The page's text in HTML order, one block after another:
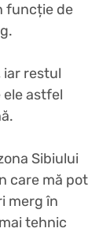
funcție de
iar restul
astfel
Sibiului
care mă pot
merg în
tehnic